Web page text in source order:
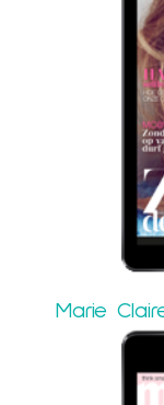
Marie